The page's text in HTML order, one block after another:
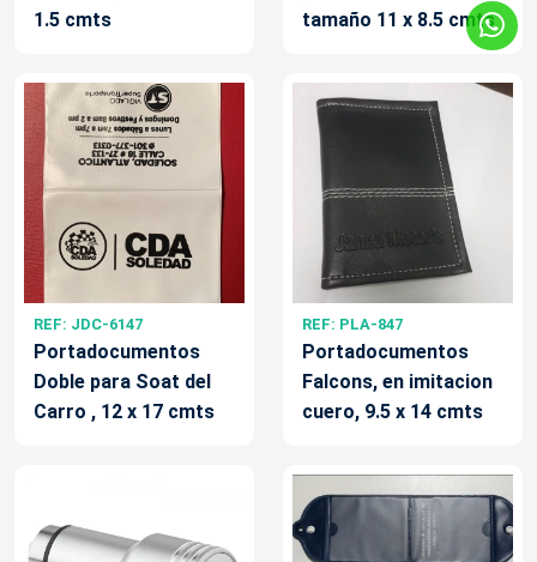
1.5 cmts
tamaño 11 x 8.5 cmts
REF: JDC-6147
Portadocumentos
Doble para Soat del
Carro , 12 x 17 cmts
REF: PLA-847
Portadocumentos
Falcons, en imitacion
cuero, 9.5 x 14 cmts